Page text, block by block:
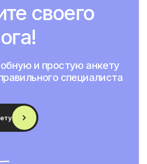
своего
и простую анкету
специалиста